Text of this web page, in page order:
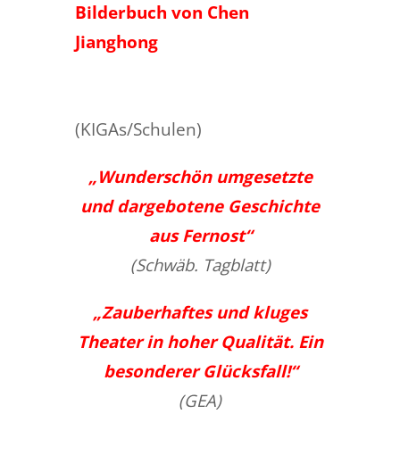
Bilderbuch von Chen
Jianghong
(KIGAs/Schulen)
„Wunderschön umgesetzte
und dargebotene Geschichte
aus Fernost“
(Schwäb. Tagblatt)
„Zauberhaftes und kluges
Theater in hoher Qualität. Ein
besonderer Glücksfall!“
(GEA)